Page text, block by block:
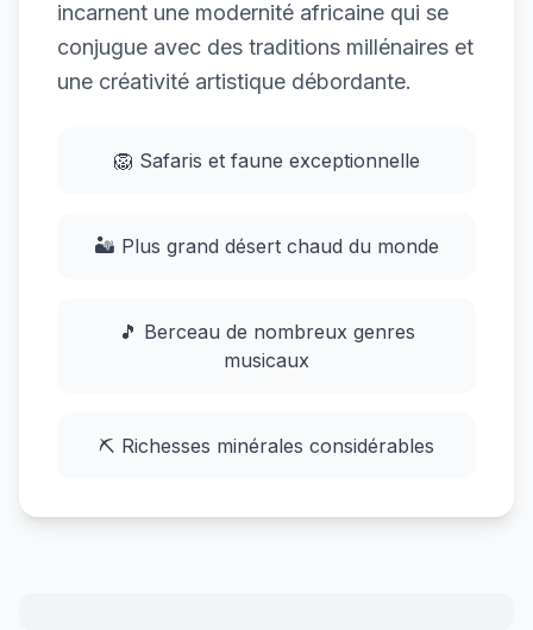
incarnent une modernité africaine qui se
conjugue avec des traditions millénaires et
une créativité artistique débordante.
🦁 Safaris et faune exceptionnelle
🏜️ Plus grand désert chaud du monde
🎵 Berceau de nombreux genres
musicaux
⛏️ Richesses minérales considérables